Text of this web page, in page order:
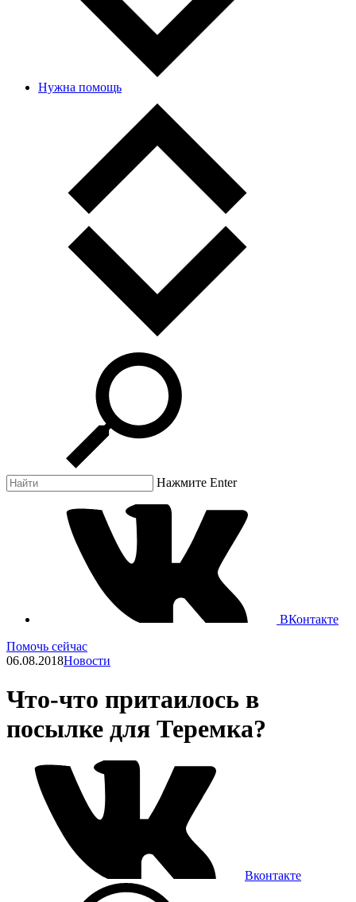
Нужна помощь
Нажмите Enter
ВКонтакте
Помочь сейчас
06.08.2018Новости
Что-что притаилось в
посылке для Теремка?
Вконтакте